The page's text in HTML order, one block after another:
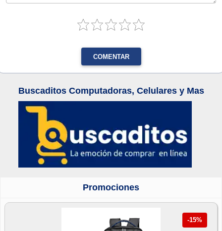
COMENTAR
Buscaditos Computadoras, Celulares y Mas
Promociones
-15%